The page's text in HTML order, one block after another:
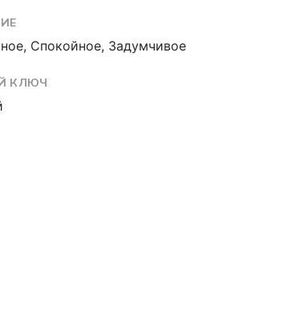
Спокойное, Задумчивое
КЛЮЧ